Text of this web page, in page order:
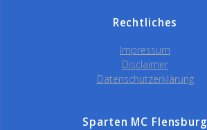
Rechtliches
Impressum
Disclaimer
Datenschutzerklärung
Sparten MC Flensburg